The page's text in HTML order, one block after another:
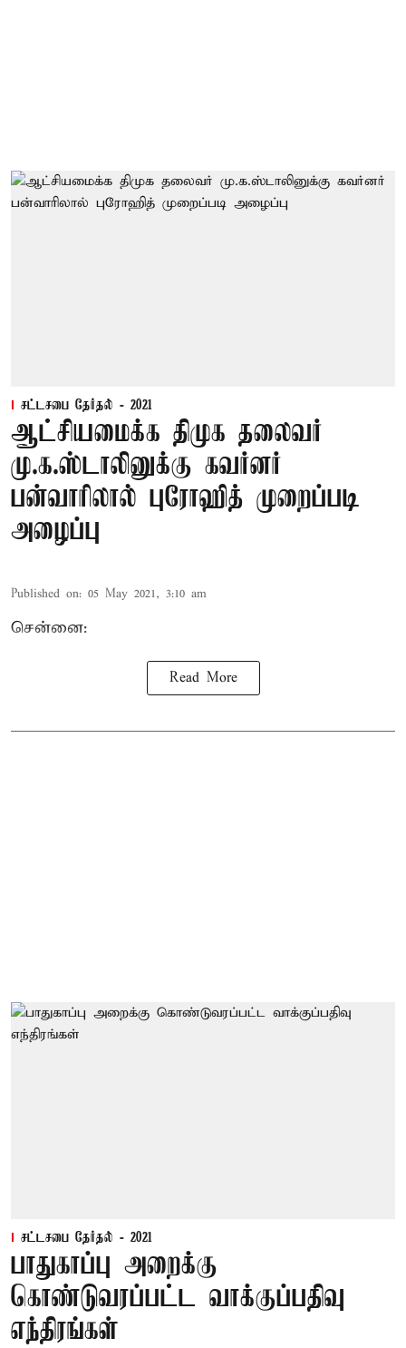
சட்டசபை தேர்தல் - 2021
ஆட்சியமைக்க திமுக தலைவர்
மு.க.ஸ்டாலினுக்கு கவர்னர்
பன்வாரிலால் புரோஹித் முறைப்படி
அழைப்பு
Published on: 05 May 2021, 3:10 am
சென்னை:
Read More
சட்டசபை தேர்தல் - 2021
பாதுகாப்பு அறைக்கு
கொண்டுவரப்பட்ட வாக்குப்பதிவு
எந்திரங்கள்